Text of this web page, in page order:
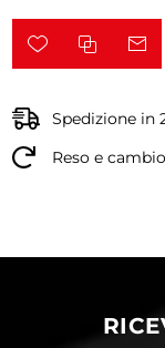
Spedizione in
Reso e